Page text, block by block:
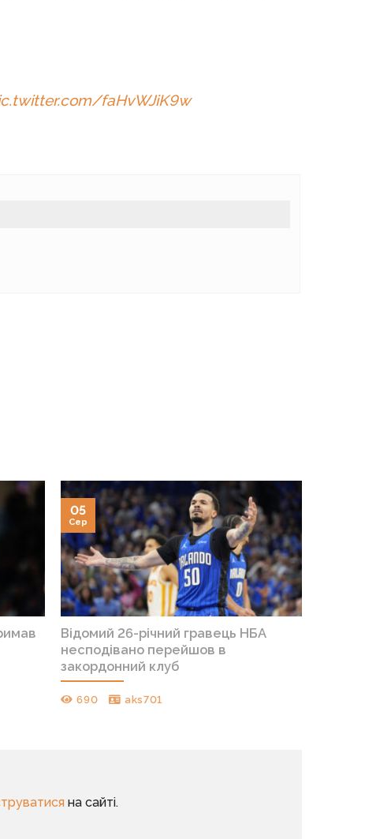
faHvWJiK9w
Відомий 26-річний гравець НБА
несподівано перейшов в
закордонний клуб
690 aks701
05
Сер
на сайті.